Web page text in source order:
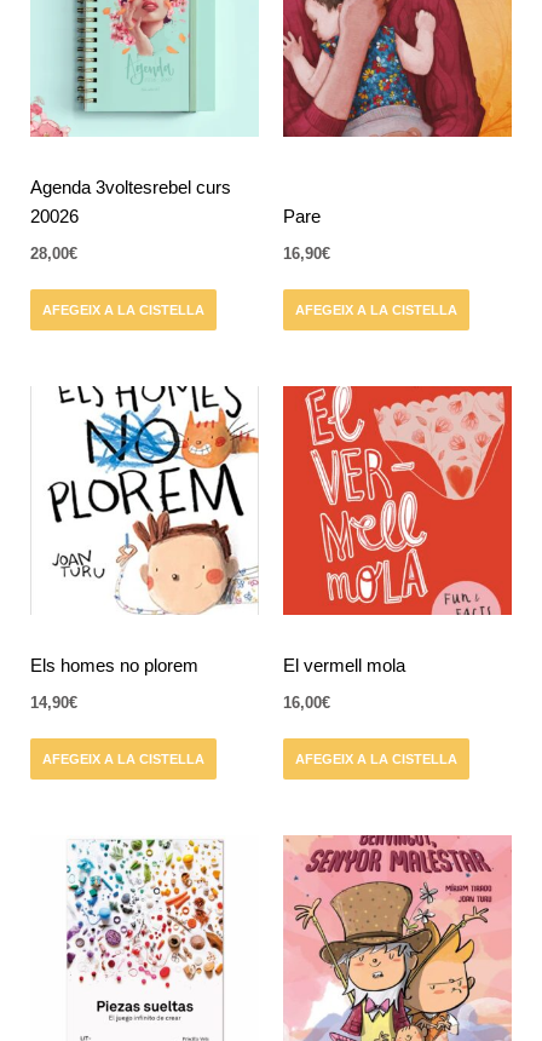
Agenda 3voltesrebel curs
20026
28,00€
AFEGEIX A LA CISTELLA
Pare
16,90€
AFEGEIX A LA CISTELLA
Els homes no plorem
14,90€
AFEGEIX A LA CISTELLA
El vermell mola
16,00€
AFEGEIX A LA CISTELLA